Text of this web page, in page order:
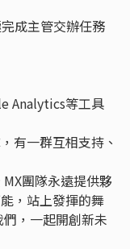
成主管交辦任務
Analytics等工具
有一群互相支持、
團隊永遠提供夥
，站上發揮的舞
，一起開創新未